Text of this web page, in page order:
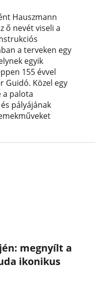
Hauszmann
ő nevét viseli a
a terveken egy
egyik
155 évvel
Guidó. Közel egy
a palota
pályájának
megnyílt a
ikonikus